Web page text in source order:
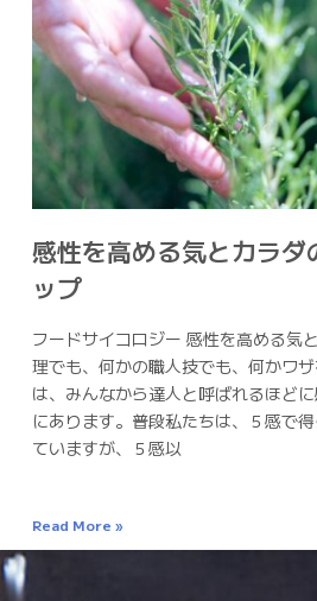
感性を高める気とカラダ
ップ
フードサイコロジー 感性を高める気
理でも、何かの職人技でも、何かワ
は、みんなから達人と呼ばれるほど
にあります。普段私たちは、５感で
ていますが、５感以
Read More »